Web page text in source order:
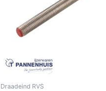
Draadeind RVS